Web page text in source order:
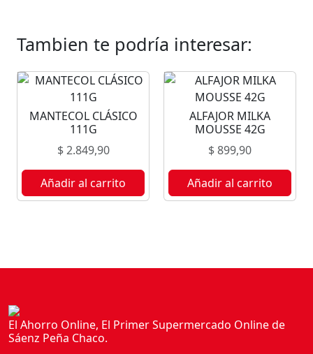
Tambien te podría interesar:
MANTECOL CLÁSICO
111G
$2.849,90
Añadir al carrito
ALFAJOR MILKA
MOUSSE 42G
$899,90
Añadir al carrito
El Ahorro Online, El Primer Supermercado Online de
Sáenz Peña Chaco.